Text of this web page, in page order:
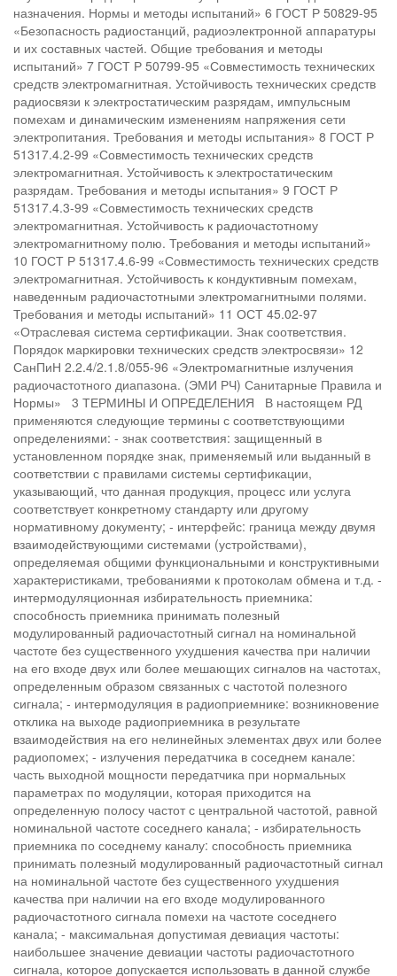
назначения. Нормы и методы испытаний» 6 ГОСТ Р 50829-95
«Безопасность радиостанций, радиоэлектронной аппаратуры
и их составных частей. Общие требования и методы
испытаний» 7 ГОСТ Р 50799-95 «Совместимость технических
средств электромагнитная. Устойчивость технических средств
радиосвязи к электростатическим разрядам, импульсным
помехам и динамическим изменениям напряжения сети
электропитания. Требования и методы испытания» 8 ГОСТ Р
51317.4.2-99 «Совместимость технических средств
электромагнитная. Устойчивость к электростатическим
разрядам. Требования и методы испытания» 9 ГОСТ Р
51317.4.3-99 «Совместимость технических средств
электромагнитная. Устойчивость к радиочастотному
электромагнитному полю. Требования и методы испытаний»
10 ГОСТ Р 51317.4.6-99 «Совместимость технических средств
электромагнитная. Устойчивость к кондуктивным помехам,
наведенным радиочастотными электромагнитными полями.
Требования и методы испытаний» 11 ОСТ 45.02-97
«Отраслевая система сертификации. Знак соответствия.
Порядок маркировки технических средств электросвязи» 12
СанПиН 2.2.4/2.1.8/055-96 «Электромагнитные излучения
радиочастотного диапазона. (ЭМИ РЧ) Санитарные Правила и
Нормы» 3 ТЕРМИНЫ И ОПРЕДЕЛЕНИЯ В настоящем РД
применяются следующие термины с соответствующими
определениями: - знак соответствия: защищенный в
установленном порядке знак, применяемый или выданный в
соответствии с правилами системы сертификации,
указывающий, что данная продукция, процесс или услуга
соответствует конкретному стандарту или другому
нормативному документу; - интерфейс: граница между двумя
взаимодействующими системами (устройствами),
определяемая общими функциональными и конструктивными
характеристиками, требованиями к протоколам обмена и т.д. -
интермодуляционная избирательность приемника:
способность приемника принимать полезный
модулированный радиочастотный сигнал на номинальной
частоте без существенного ухудшения качества при наличии
на его входе двух или более мешающих сигналов на частотах,
определенным образом связанных с частотой полезного
сигнала; - интермодуляция в радиоприемнике: возникновение
отклика на выходе радиоприемника в результате
взаимодействия на его нелинейных элементах двух или более
радиопомех; - излучения передатчика в соседнем канале:
часть выходной мощности передатчика при нормальных
параметрах по модуляции, которая приходится на
определенную полосу частот с центральной частотой, равной
номинальной частоте соседнего канала; - избирательность
приемника по соседнему каналу: способность приемника
принимать полезный модулированный радиочастотный сигнал
на номинальной частоте без существенного ухудшения
качества при наличии на его входе модулированного
радиочастотного сигнала помехи на частоте соседнего
канала; - максимальная допустимая девиация частоты:
наибольшее значение девиации частоты радиочастотного
сигнала, которое допускается использовать в данной службе